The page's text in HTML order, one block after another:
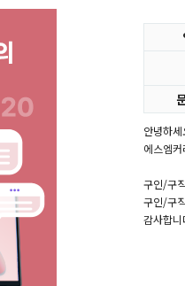
안녕하
에스엠
구인/구
구인/구
감사합니